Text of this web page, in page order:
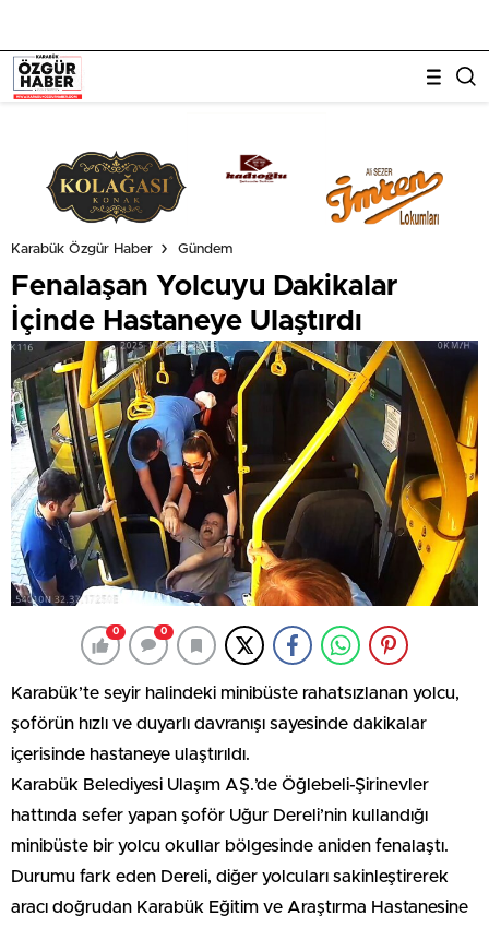
Karabük Özgür Haber Gündem
Fenalaşan Yolcuyu Dakikalar
İçinde Hastaneye Ulaştırdı
0 0
Karabük’te seyir halindeki minibüste rahatsızlanan yolcu,
şoförün hızlı ve duyarlı davranışı sayesinde dakikalar
içerisinde hastaneye ulaştırıldı.
Karabük Belediyesi Ulaşım AŞ.’de Öğlebeli-Şirinevler
hattında sefer yapan şoför Uğur Dereli’nin kullandığı
minibüste bir yolcu okullar bölgesinde aniden fenalaştı.
Durumu fark eden Dereli, diğer yolcuları sakinleştirerek
aracı doğrudan Karabük Eğitim ve Araştırma Hastanesine